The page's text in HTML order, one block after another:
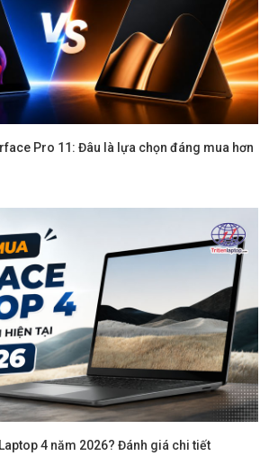
Pro 11: Đâu là lựa chọn đáng mua hơn
4 năm 2026? Đánh giá chi tiết